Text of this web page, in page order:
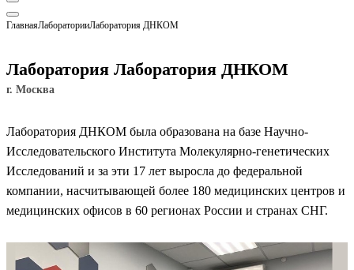
ГлавнаяЛабораторииЛаборатория ДНКОМ
Лаборатория Лаборатория ДНКОМ
г. Москва
Лаборатория ДНКОМ была образована на базе Научно-
Исследовательского Института Молекулярно-генетических
Исследований и за эти 17 лет выросла до федеральной
компании, насчитывающей более 180 медицинских центров и
медицинских офисов в 60 регионах России и странах СНГ.